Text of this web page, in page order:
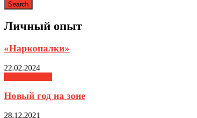
Search
Личный опыт
«Наркопалки»
22.02.2024
Новый год на зоне
28.12.2021